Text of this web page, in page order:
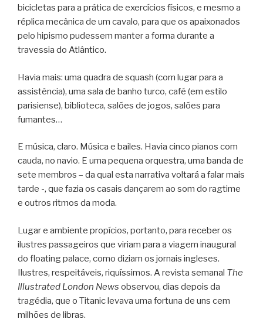
bicicletas para a prática de exercícios físicos, e mesmo a
réplica mecânica de um cavalo, para que os apaixonados
pelo hipismo pudessem manter a forma durante a
travessia do Atlântico.
Havia mais: uma quadra de squash (com lugar para a
assistência), uma sala de banho turco, café (em estilo
parisiense), biblioteca, salões de jogos, salões para
fumantes…
E música, claro. Música e bailes. Havia cinco pianos com
cauda, no navio. E uma pequena orquestra, uma banda de
sete membros – da qual esta narrativa voltará a falar mais
tarde -, que fazia os casais dançarem ao som do ragtime
e outros ritmos da moda.
Lugar e ambiente propícios, portanto, para receber os
ilustres passageiros que viriam para a viagem inaugural
do floating palace, como diziam os jornais ingleses.
Ilustres, respeitáveis, riquíssimos. A revista semanal The
Illustrated London News observou, dias depois da
tragédia, que o Titanic levava uma fortuna de uns cem
milhões de libras.